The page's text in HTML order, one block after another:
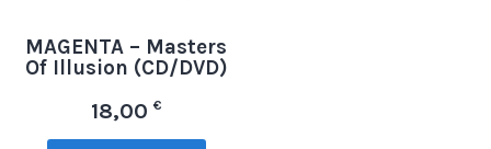
MAGENTA – Masters
Of Illusion (CD/DVD)
18,00 €